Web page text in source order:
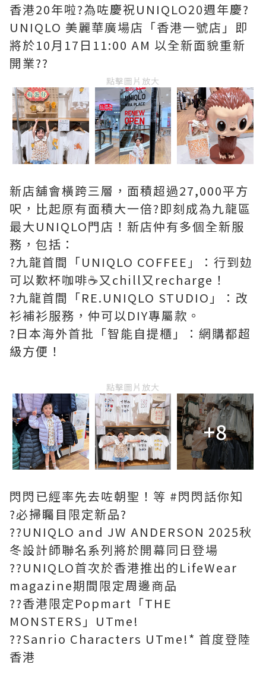
香港20年啦?為咗慶祝UNIQLO20週年慶?
UNIQLO 美麗華廣場店「香港一號店」即
將於10月17日11:00 AM 以全新面貌重新
開業??
點擊圖片放大
新店舖會橫跨三層，面積超過27,000平方
呎，比起原有面積大一倍?即刻成為九龍區
最大UNIQLO門店！新店仲有多個全新服
務，包括：
?九龍首間「UNIQLO COFFEE」：行到攰
可以歎杯咖啡☕️又chill又recharge！
?九龍首間「RE.UNIQLO STUDIO」：改
衫補衫服務，仲可以DIY專屬款。
?日本海外首批「智能自提櫃」：網購都超
級方便！
點擊圖片放大
+8
閃閃已經率先去咗朝聖！等 #閃閃話你知
?必掃矚目限定新品?
??UNIQLO and JW ANDERSON 2025秋
冬設計師聯名系列將於開幕同日登場
??UNIQLO首次於香港推出的LifeWear
magazine期間限定周邊商品
??香港限定Popmart「THE
MONSTERS」UTme!
??Sanrio Characters UTme!* 首度登陸
香港